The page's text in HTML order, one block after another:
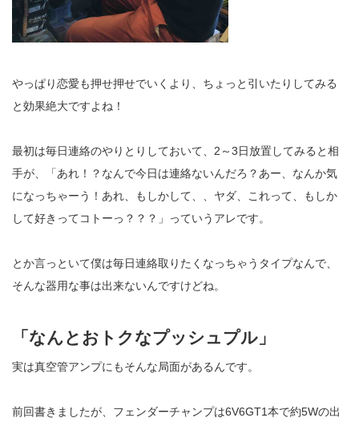
やっぱり恋愛も押せ押せでいくより、ちょっと引いたりしてみる
と効果絶大ですよね！
最初は毎日連絡のやりとりしておいて、2～3日放置してみると相
手が、「あれ！？なんで今日は連絡ないんだろ？あー、なんか気
になっちゃーう！あれ、もしかして、、ヤダ、これって、もしか
して好きってコトーっ？？？」っていうアレです。
とか言っといて僕は毎日連絡取りたくなっちゃうタイプなんで、
そんな器用な事は出来ないんですけどね。
「なんとおトクなプッシュプル」
実は真空管アンプにもそんな局面があるんです。
前回書きましたが、フェンダーチャンプは6V6GT1本で約5Wの出